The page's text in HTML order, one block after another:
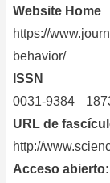
Website Home
https://
behavior/
ISSN
0031-9384
URL de
http://
Acceso abierto